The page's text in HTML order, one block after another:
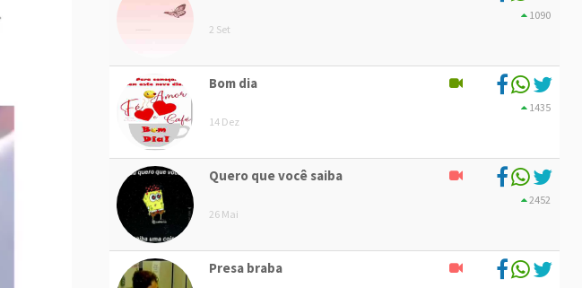
2 Set
1090
Bom dia
14 Dez
1435
Quero que você saiba
26 Mai
2452
Presa braba